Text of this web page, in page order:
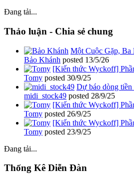
Đang tải...
Thảo luận - Chia sẻ chung
Một Cuộc Gặp, Ba
Bảo Khánh posted 13/5/26
[Kiến thức Wyckoff]
Tomy posted 30/9/25
Dự báo dòng tiền
midi_stock49 posted 28/9/25
[Kiến thức Wyckoff]
Tomy posted 26/9/25
[Kiến thức Wyckoff]
Tomy posted 23/9/25
Đang tải...
Thống Kê Diễn Đàn